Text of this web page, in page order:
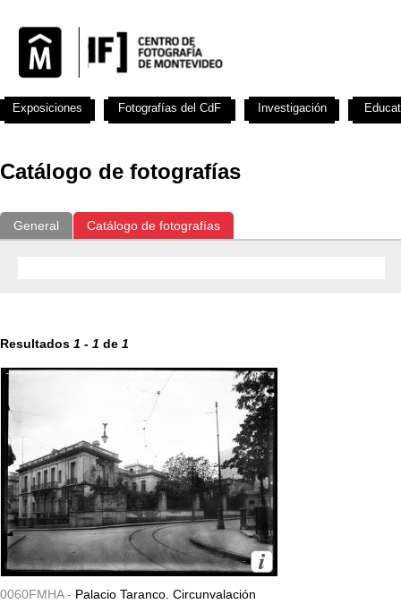
Catálogo de fotografías
General Catálogo de fotografías
Resultados 1 - 1 de 1
0060FMHA - Palacio Taranco. Circunvalación
Exposiciones Fotografías del CdF Investigación